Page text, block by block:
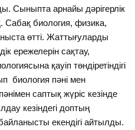
Сыныпта арнайы дәрігерлік
биология, физика,
өтті. Жаттығуларды
ережелерін сақтау,
қауіп төндіретіндігі
биология пәні мен
саптық жүріс кезінде
кезіндегі доптың
екендігі айтылды.